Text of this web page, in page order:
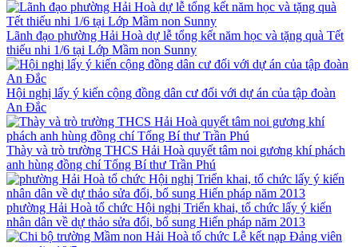
Lãnh đạo phường Hải Hoà dự lễ tổng kết năm học và tặng quà Tết
thiếu nhi 1/6 tại Lớp Mầm non Sunny
Hội nghị lấy ý kiến cộng đồng dân cư đối với dự án của tập đoàn
An Đắc
Thày và trò trường THCS Hải Hoà quyết tâm noi gương khí phách
anh hùng đồng chí Tổng Bí thư Trần Phú
phường Hải Hoà tổ chức Hội nghị Triển khai, tổ chức lấy ý kiến
nhân dân về dự thảo sửa đổi, bổ sung Hiến pháp năm 2013